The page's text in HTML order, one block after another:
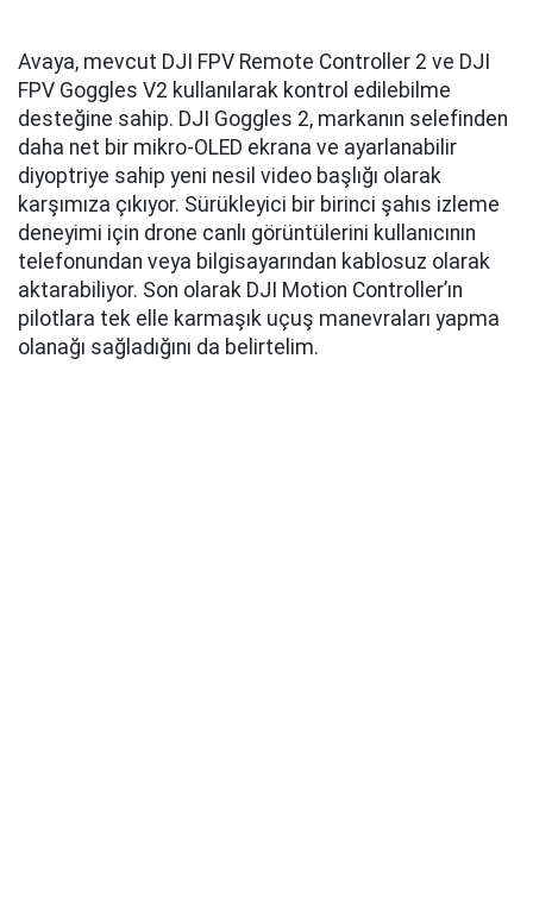
Avaya, mevcut DJI FPV Remote Controller 2 ve DJI
FPV Goggles V2 kullanılarak kontrol edilebilme
desteğine sahip. DJI Goggles 2, markanın selefinden
daha net bir mikro-OLED ekrana ve ayarlanabilir
diyoptriye sahip yeni nesil video başlığı olarak
karşımıza çıkıyor. Sürükleyici bir birinci şahıs izleme
deneyimi için drone canlı görüntülerini kullanıcının
telefonundan veya bilgisayarından kablosuz olarak
aktarabiliyor. Son olarak DJI Motion Controller’ın
pilotlara tek elle karmaşık uçuş manevraları yapma
olanağı sağladığını da belirtelim.